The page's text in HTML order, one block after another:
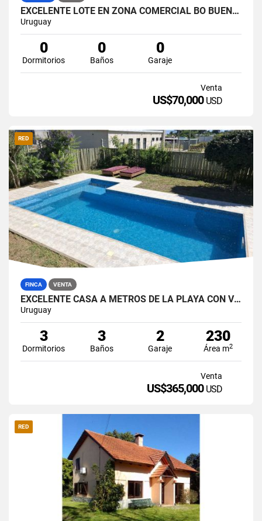
EXCELENTE LOTE EN ZONA COMERCIAL BO BUENOS AIRES
Uruguay
0
Dormitorios
0
Baños
0
Garaje
Venta
US$70,000 USD
RED
FINCA VENTA
EXCELENTE CASA A METROS DE LA PLAYA CON VISTA PANORAMICA
Uruguay
3
Dormitorios
3
Baños
2
Garaje
230
Área m2
Venta
US$365,000 USD
RED